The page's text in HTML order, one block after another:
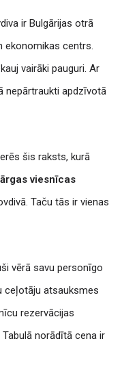
ir Bulgārijas otrā
ekonomikas centrs.
vairāki pauguri. Ar
nepārtraukti apdzīvotā
šis raksts, kurā
viesnīcas
Taču tās ir vienas
vērā savu personīgo
ceļotāju atsauksmes
rezervācijas
norādītā cena ir